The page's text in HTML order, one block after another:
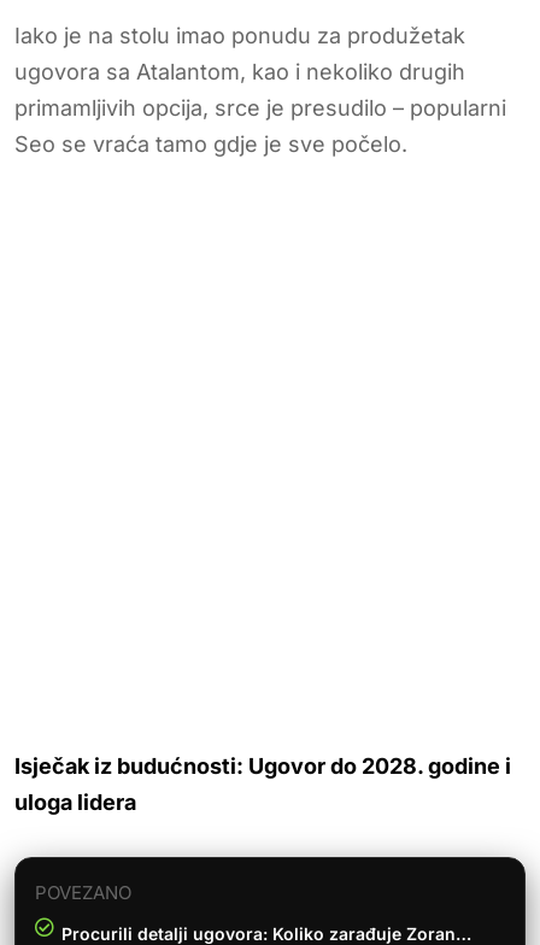
Iako je na stolu imao ponudu za produžetak
ugovora sa Atalantom, kao i nekoliko drugih
primamljivih opcija, srce je presudilo – popularni
Seo se vraća tamo gdje je sve počelo.
Isječak iz budućnosti: Ugovor do 2028. godine i
uloga lidera
POVEZANO
Procurili detalji ugovora: Koliko zarađuje Zoran…